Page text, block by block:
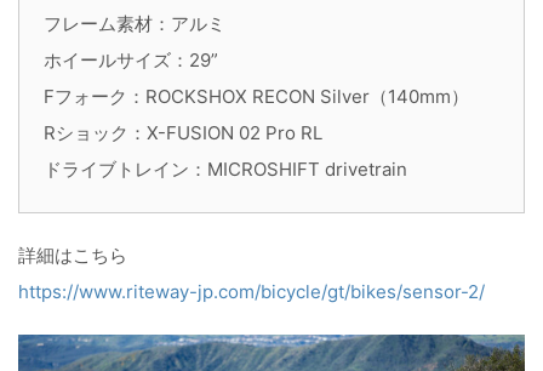
フレーム素材：アルミ
ホイールサイズ：29”
Fフォーク：ROCKSHOX RECON Silver（140mm）
Rショック：X-FUSION 02 Pro RL
ドライブトレイン：MICROSHIFT drivetrain
詳細はこちら
https://www.riteway-jp.com/bicycle/gt/bikes/sensor-2/